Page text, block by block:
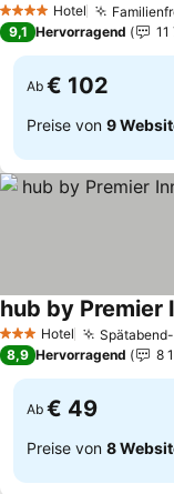
4 Sterne Hotel
9,1 Hervorragend 11
Ab € 102
Preise von 9
3 SterneHotel
8,9 Hervorragend 8
Ab € 49
Preise von 8